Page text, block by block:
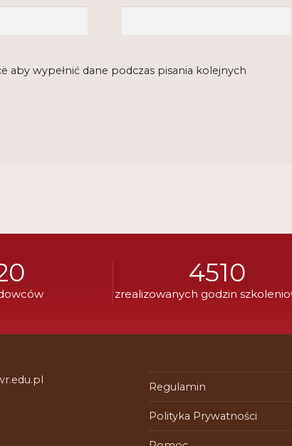
aby wypełnić dane podczas pisania kolejnych
4510
zrealizowanych godzin
Regulamin
Polityka Prywatności